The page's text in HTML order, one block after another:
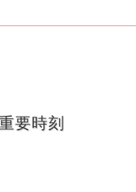
要時刻